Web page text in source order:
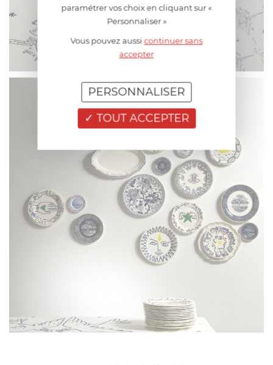
paramétrer vos choix en cliquant sur «
Personnaliser »
Vous pouvez aussicontinuer sans
accepter
TOUT ACCEPTER
PERSONNALISER